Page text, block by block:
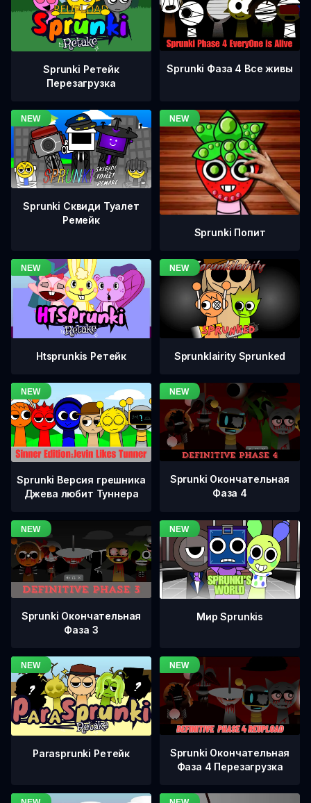
Sprunki Ретейк
Перезагрузка
Sprunki Фаза 4 Все живы
Sprunki Сквиди Туалет
Ремейк
Sprunki Попит
Htsprunkis Ретейк Sprunklairity Sprunked
Sprunki Версия грешника
Джева любит Туннера
Sprunki Окончательная
Фаза 4
Sprunki Окончательная
Фаза 3
Мир Sprunkis
Parasprunki Ретейк
Sprunki Окончательная
Фаза 4 Перезагрузка